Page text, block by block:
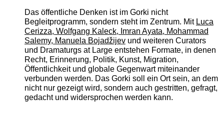
Das öffentliche Denken ist im Gorki nicht
Begleitprogramm, sondern steht im Zentrum. Mit Luca
Cerizza, Wolfgang Kaleck, Imran Ayata, Mohammad
Salemy, Manuela Bojadžijevund weiteren Curators
und Dramaturgs at Large entstehen Formate, in denen
Recht, Erinnerung, Politik, Kunst, Migration,
Öffentlichkeit und globale Gegenwart miteinander
verbunden werden. Das Gorki soll ein Ort sein, an dem
nicht nur gezeigt wird, sondern auch gestritten, gefragt,
gedacht und widersprochen werden kann.